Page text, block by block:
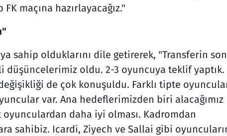
maçına hazırlayacağız."
sahip olduklarını dile getirerek, "Transferin son
oldu. 2-3 oyuncuya teklif yaptık.
de çok konuşuldu. Farklı tipte
var. Ana hedeflerimizden biri alacağımız
daha iyi olması. Kadromdan
sahibiz. Icardi, Ziyech ve Sallai gibi